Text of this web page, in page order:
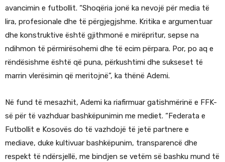
avancimin e futbollit. “Shoqëria jonë ka nevojë për media të
lira, profesionale dhe të përgjegjshme. Kritika e argumentuar
dhe konstruktive është gjithmonë e mirëpritur, sepse na
ndihmon të përmirësohemi dhe të ecim përpara. Por, po aq e
rëndësishme është që puna, përkushtimi dhe sukseset të
marrin vlerësimin që meritojnë”, ka thënë Ademi.
Në fund të mesazhit, Ademi ka riafirmuar gatishmërinë e FFK-
së për të vazhduar bashkëpunimin me mediet. “Federata e
Futbollit e Kosovës do të vazhdojë të jetë partnere e
mediave, duke kultivuar bashkëpunim, transparencë dhe
respekt të ndërsjellë, me bindjen se vetëm së bashku mund të